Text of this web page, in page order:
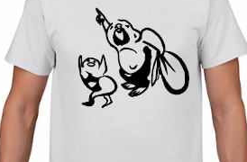
指月布袋画賛 Hotei and Child pointing
at the moon 禅画Tシャツ001
SOLD OUT